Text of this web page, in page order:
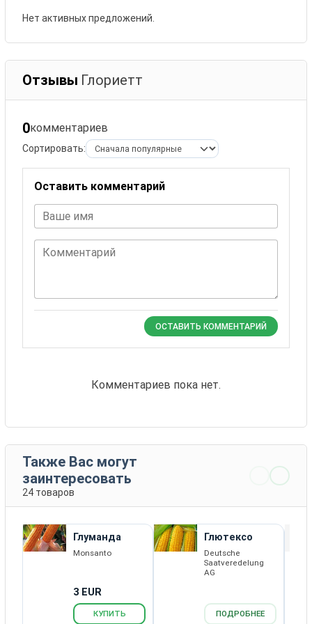
Нет активных предложений.
Отзывы Глориетт
0комментариев
Сортировать:
Оставить комментарий
Ваше имя
Комментарий
ОСТАВИТЬ КОММЕНТАРИЙ
Комментариев пока нет.
Также Вас могут
заинтересовать
24 товаров
Глуманда
Monsanto
3 EUR
КУПИТЬ
Глютексо
Deutsche
Saatveredelung
AG
ПОДРОБНЕЕ